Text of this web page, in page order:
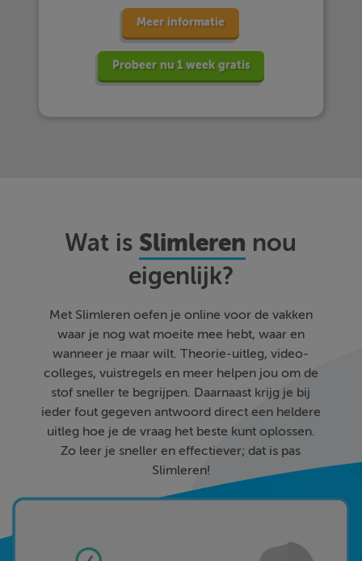
Meer informatie
Probeer nu 1 week gratis
Wat is Slimleren nou
eigenlijk?
Met Slimleren oefen je online voor de vakken
waar je nog wat moeite mee hebt, waar en
wanneer je maar wilt. Theorie-uitleg, video-
colleges, vuistregels en meer helpen jou om de
stof sneller te begrijpen. Daarnaast krijg je bij
ieder fout gegeven antwoord direct een heldere
uitleg hoe je de vraag het beste kunt oplossen.
Zo leer je sneller en effectiever; dat is pas
Slimleren!